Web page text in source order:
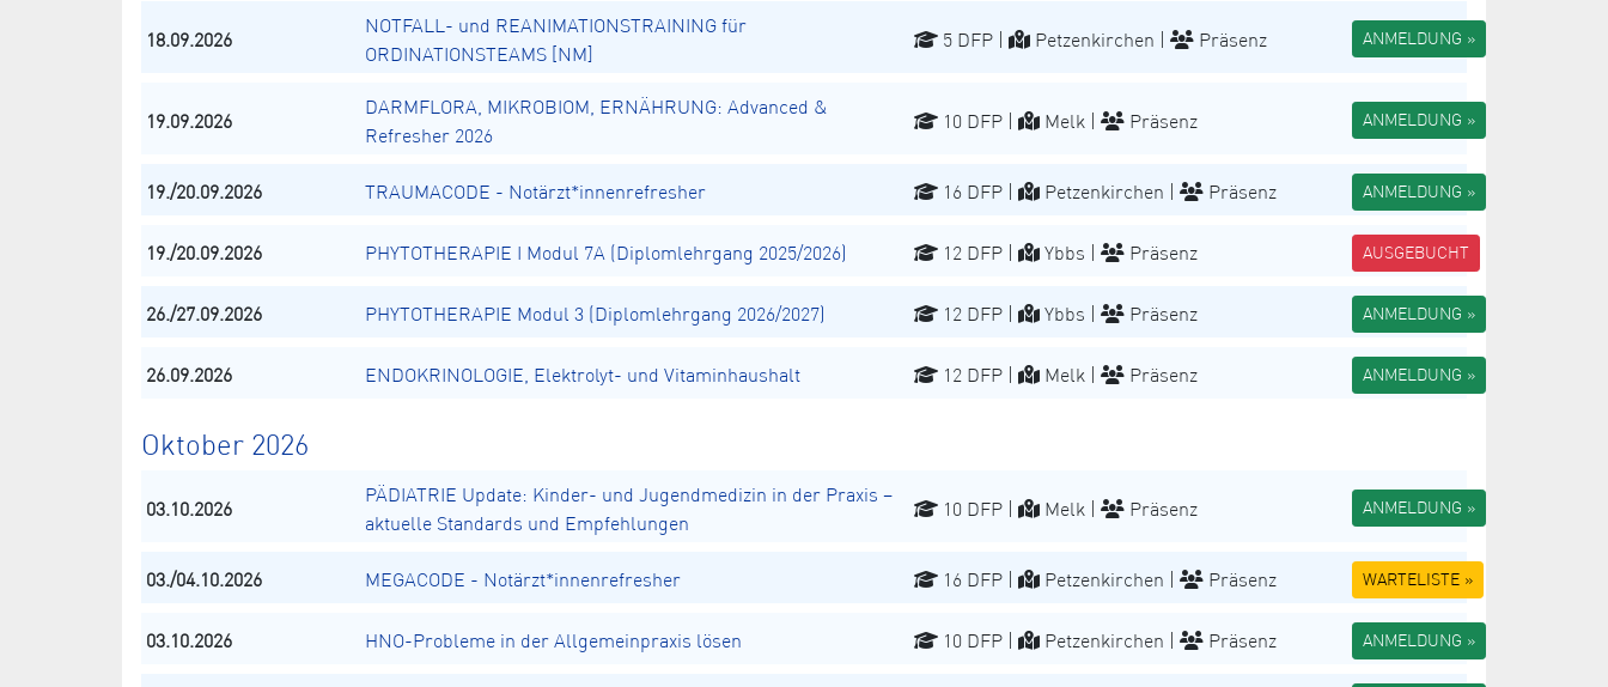
18.09.2026
NOTFALL- und REANIMATIONSTRAINING für
ORDINATIONSTEAMS [NM]
5 DFP | Petzenkirchen | Präsenz ANMELDUNG »
19.09.2026
DARMFLORA, MIKROBIOM, ERNÄHRUNG: Advanced &
Refresher 2026
10 DFP | Melk | Präsenz ANMELDUNG »
19./20.09.2026 TRAUMACODE - Notärzt*innenrefresher 16 DFP | Petzenkirchen | Präsenz ANMELDUNG »
19./20.09.2026 PHYTOTHERAPIE I Modul 7A (Diplomlehrgang 2025/2026) 12 DFP | Ybbs | Präsenz AUSGEBUCHT
26./27.09.2026 PHYTOTHERAPIE Modul 3 (Diplomlehrgang 2026/2027) 12 DFP | Ybbs | Präsenz ANMELDUNG »
26.09.2026 ENDOKRINOLOGIE, Elektrolyt- und Vitaminhaushalt 12 DFP | Melk | Präsenz ANMELDUNG »
Oktober 2026
03.10.2026
PÄDIATRIE Update: Kinder- und Jugendmedizin in der Praxis –
aktuelle Standards und Empfehlungen
10 DFP | Melk | Präsenz ANMELDUNG »
03./04.10.2026 MEGACODE - Notärzt*innenrefresher 16 DFP | Petzenkirchen | Präsenz WARTELISTE »
03.10.2026 HNO-Probleme in der Allgemeinpraxis lösen 10 DFP | Petzenkirchen | Präsenz ANMELDUNG »